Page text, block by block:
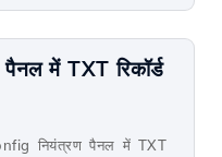
में TXT रिकॉर्ड
नियंत्रण पैनल में TXT